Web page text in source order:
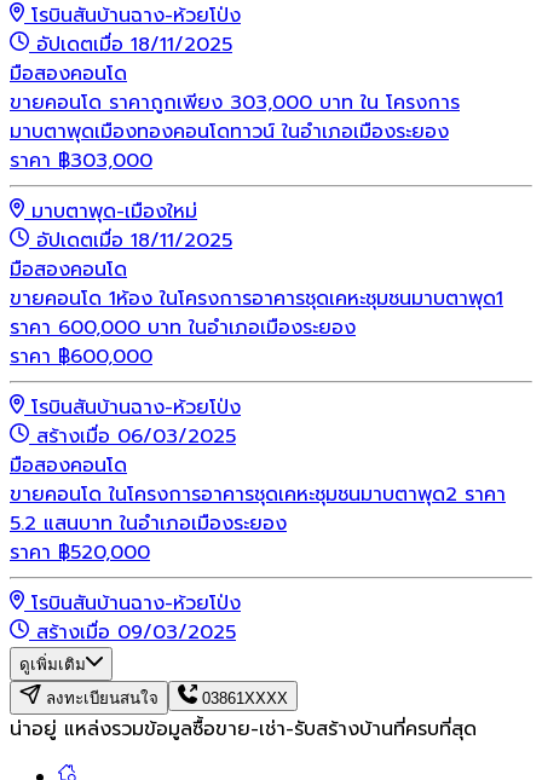
โรบินสันบ้านฉาง-ห้วยโป่ง
อัปเดตเมื่อ 18/11/2025
มือสองคอนโด
ขายคอนโด ราคาถูกเพียง 303,000 บาท ใน โครงการ
มาบตาพุดเมืองทองคอนโดทาวน์ ในอำเภอเมืองระยอง
ราคา ฿303,000
มาบตาพุด-เมืองใหม่
อัปเดตเมื่อ 18/11/2025
มือสองคอนโด
ขายคอนโด 1ห้อง ในโครงการอาคารชุดเคหะชุมชนมาบตาพุด1
ราคา 600,000 บาท ในอำเภอเมืองระยอง
ราคา ฿600,000
โรบินสันบ้านฉาง-ห้วยโป่ง
สร้างเมื่อ 06/03/2025
มือสองคอนโด
ขายคอนโด ในโครงการอาคารชุดเคหะชุมชนมาบตาพุด2 ราคา
5.2 แสนบาท ในอำเภอเมืองระยอง
ราคา ฿520,000
โรบินสันบ้านฉาง-ห้วยโป่ง
สร้างเมื่อ 09/03/2025
ดูเพิ่มเติม
ลงทะเบียนสนใจ
03861XXXX
น่าอยู่ แหล่งรวมข้อมูลซื้อขาย-เช่า-รับสร้างบ้านที่ครบที่สุด